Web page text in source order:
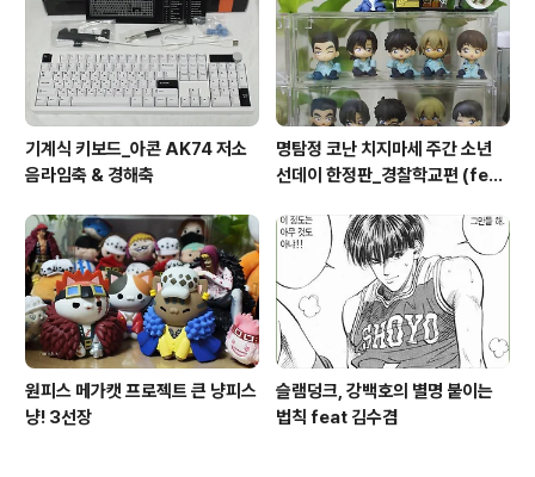
기계식 키보드_아콘 AK74 저소
음라임축 & 경해축
명탐정 코난 치지마세 주간 소년
선데이 한정판_경찰학교편 (feat
원피스 메가캣 프로젝트 큰 냥피스
냥! 3선장
슬램덩크, 강백호의 별명 붙이는
법칙 feat 김수겸